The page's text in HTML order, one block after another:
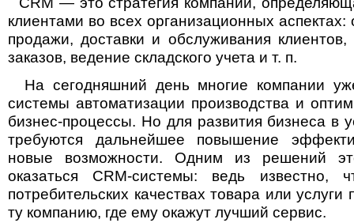
клиентами во всех организационных аспектах:
продажи, доставки и обслуживания клиентов,
заказов, ведение складского учета и т. п.
На сегодняшний день многие компании
системы автоматизации производства и
бизнес-процессы. Но для развития бизнеса в
требуются дальнейшее повышение
новые возможности. Одним из решений
оказаться CRM-системы: ведь известно,
потребительских качествах товара или услуги
ту компанию, где ему окажут лучший сервис.